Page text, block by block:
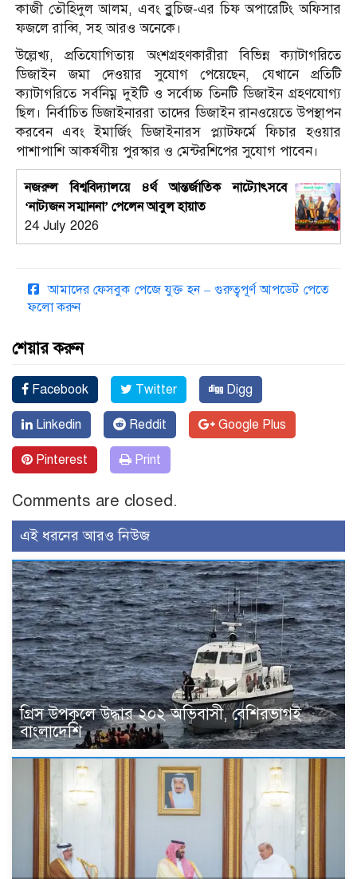
কাজী তৌহিদুল আলম, এবং ব্লুচিজ-এর চিফ অপারেটিং অফিসার
ফজলে রাব্বি, সহ আরও অনেকে।
উল্লেখ্য, প্রতিযোগিতায় অংশগ্রহণকারীরা বিভিন্ন ক্যাটাগরিতে
ডিজাইন জমা দেওয়ার সুযোগ পেয়েছেন, যেখানে প্রতিটি
ক্যাটাগরিতে সর্বনিম্ন দুইটি ও সর্বোচ্চ তিনটি ডিজাইন গ্রহণযোগ্য
ছিল। নির্বাচিত ডিজাইনাররা তাদের ডিজাইন রানওয়েতে উপস্থাপন
করবেন এবং ইমার্জিং ডিজাইনারস প্ল্যাটফর্মে ফিচার হওয়ার
পাশাপাশি আকর্ষণীয় পুরস্কার ও মেন্টরশিপের সুযোগ পাবেন।
নজরুল বিশ্ববিদ্যালয়ে ৪র্থ আন্তর্জাতিক নাট্যোৎসবে
‘নাট্যজন সম্মাননা’ পেলেন আবুল হায়াত
24 July 2026
আমাদের ফেসবুক পেজে যুক্ত হন – গুরুত্বপূর্ণ আপডেট পেতে
ফলো করুন
শেয়ার করুন
Facebook Twitter Digg
Linkedin Reddit Google Plus
Pinterest Print
Comments are closed.
এই ধরনের আরও নিউজ
গ্রিস উপকূলে উদ্ধার ২০২ অভিবাসী, বেশিরভাগই
বাংলাদেশি